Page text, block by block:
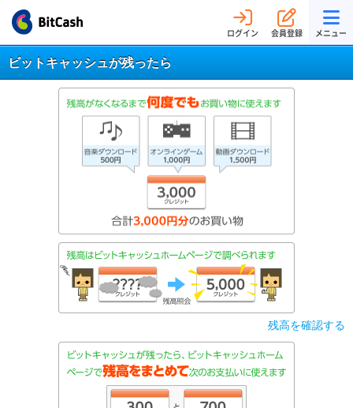
ログイン 会員登録 メニュー
ビットキャッシュが残ったら
残高を確認する